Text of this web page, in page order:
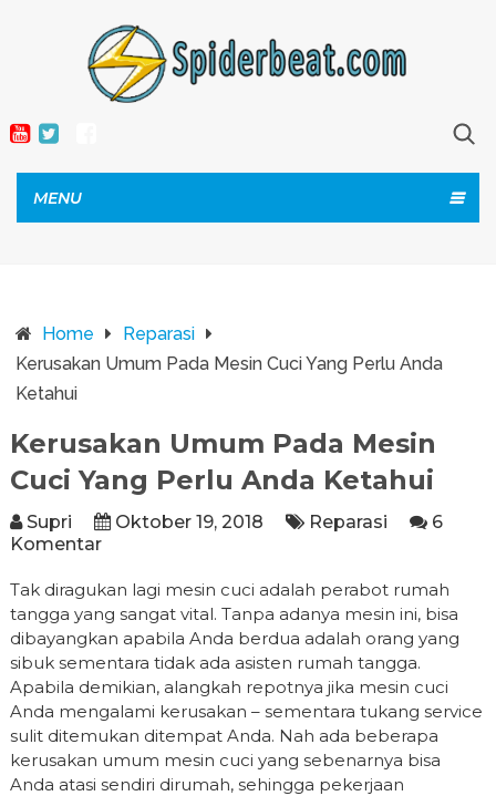
MENU
Home
Reparasi
Kerusakan Umum Pada Mesin Cuci Yang Perlu Anda
Ketahui
Kerusakan Umum Pada Mesin
Cuci Yang Perlu Anda Ketahui
Supri Oktober 19, 2018 Reparasi
6
Komentar
Tak diragukan lagi mesin cuci adalah perabot rumah
tangga yang sangat vital. Tanpa adanya mesin ini, bisa
dibayangkan apabila Anda berdua adalah orang yang
sibuk sementara tidak ada asisten rumah tangga.
Apabila demikian, alangkah repotnya jika mesin cuci
Anda mengalami kerusakan – sementara tukang service
sulit ditemukan ditempat Anda. Nah ada beberapa
kerusakan umum mesin cuci yang sebenarnya bisa
Anda atasi sendiri dirumah, sehingga pekerjaan